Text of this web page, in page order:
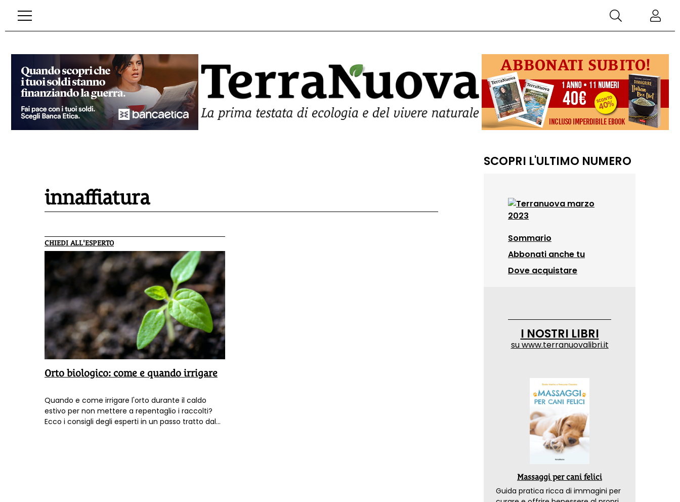
innaffiatura
CHIEDI ALL'ESPERTO
Orto biologico: come e quando irrigare
Quando e come irrigare l'orto durante il caldo
estivo per non mettere a repentaglio i raccolti?
Ecco i consigli degli esperti in un passo tratto dal
SCOPRI L'ULTIMO NUMERO
Sommario
Abbonati anche tu
Dove acquistare
I NOSTRI LIBRI
suwww.terranuovalibri.it
Massaggi per cani felici
Guida pratica ricca di immagini per